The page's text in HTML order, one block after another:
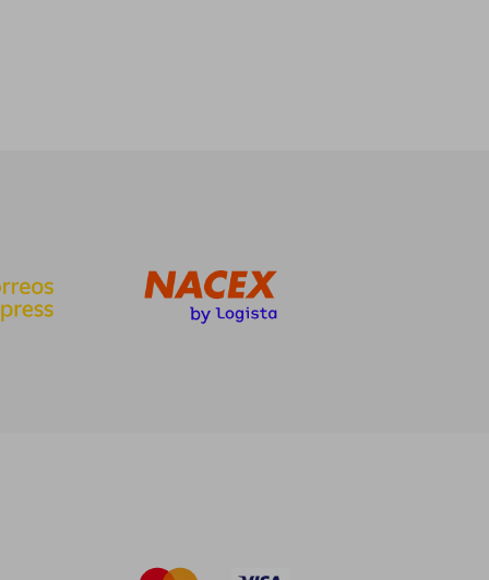
32,00 €
30,40 €
5%
dcto.